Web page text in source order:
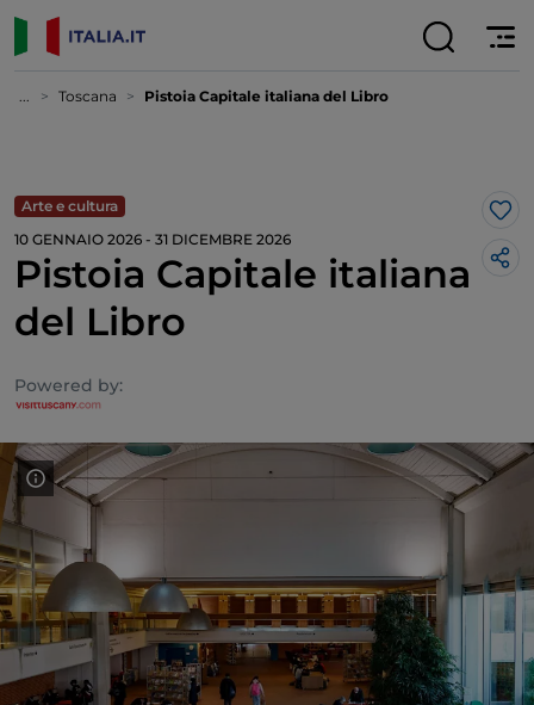
... Toscana Pistoia Capitale italiana del Libro
Arte e cultura
10 GENNAIO 2026 - 31 DICEMBRE 2026
Pistoia Capitale italiana
del Libro
Powered by: